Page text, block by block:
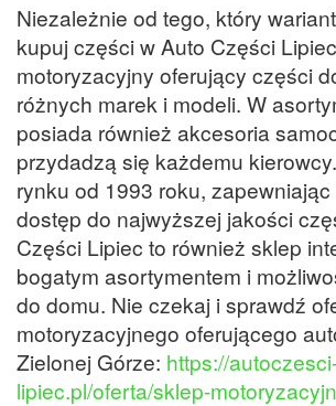
Niezależnie od tego, który
kupuj części w Auto Części
motoryzacyjny oferujący części
różnych marek i modeli. W
posiada również akcesoria
przydadzą się każdemu
rynku od 1993 roku,
dostęp do najwyższej jakości
Części Lipiec to również sklep
bogatym asortymentem i
do domu. Nie czekaj i sprawdź
motoryzacyjnego oferującego
Zielonej Górze: https://
lipiec.pl/oferta/sklep-